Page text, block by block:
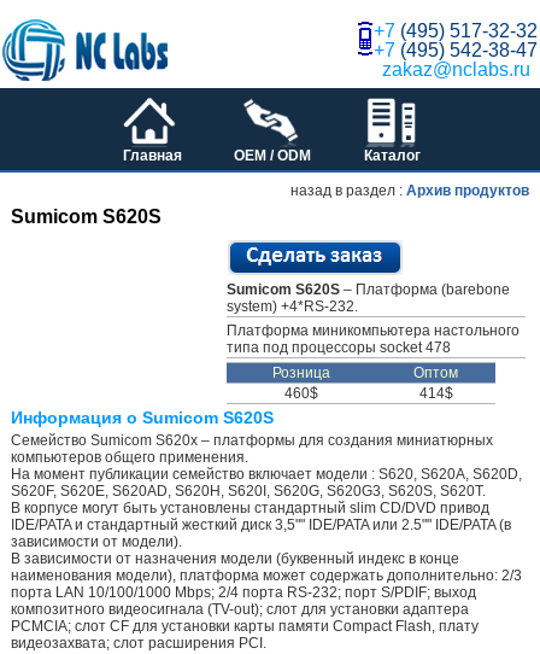
+7 (495) 517-32-32
+7 (495) 542-38-47
zakaz@nclabs.ru
Главная OEM / ODM Каталог
назад в раздел :Архив продуктов
Sumicom S620S
Sumicom S620S– Платформа (barebone
system) +4*RS-232.
Платформа миникомпьютера настольного
типа под процессоры socket 478
Розница
Оптом
460$
414$
Информация о Sumicom S620S
Семейство Sumicom S620x – платформы для создания миниатюрных
компьютеров общего применения.
На момент публикации семейство включает модели : S620, S620A, S620D,
S620F, S620E, S620AD, S620H, S620I, S620G, S620G3, S620S, S620T.
В корпусе могут быть установлены стандартный slim CD/DVD привод
IDE/PATA и cтандартный жесткий диск 3,5"" IDE/PATA или 2.5"" IDE/PATA (в
зависимости от модели).
В зависимости от назначения модели (буквенный индекс в конце
наименования модели), платформа может содержать дополнительно: 2/3
порта LAN 10/100/1000 Mbps; 2/4 порта RS-232; порт S/PDIF; выход
композитного видеосигнала (TV-out); слот для установки адаптера
PCMCIA; слот CF для установки карты памяти Compact Flash, плату
видеозахвата; слот расширения PCI.